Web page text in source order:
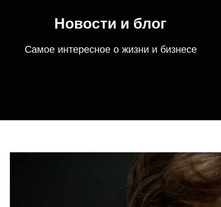
Новости и блог
Самое интересное о жизни и бизнесе